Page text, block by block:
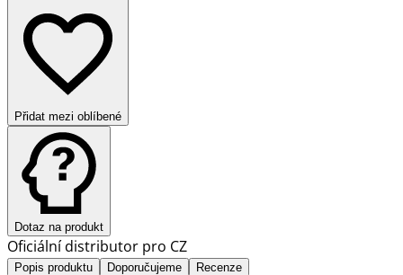
Přidat mezi oblíbené
Dotaz na produkt
Oficiální distributor pro CZ
Popis produktu Doporučujeme Recenze